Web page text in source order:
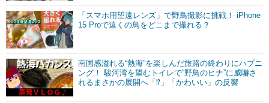
「スマホ用望遠レンズ」で野鳥撮影に挑戦！ iPhone
15 Proで遠くの鳥をどこまで撮れる？
南国感溢れる“熱海”を楽しんだ旅路の終わりにハプニ
ング！ 駿河湾を望むトイレで“野鳥のヒナ”に威嚇さ
れるまさかの展開へ「⁉」「かわいい」の反響